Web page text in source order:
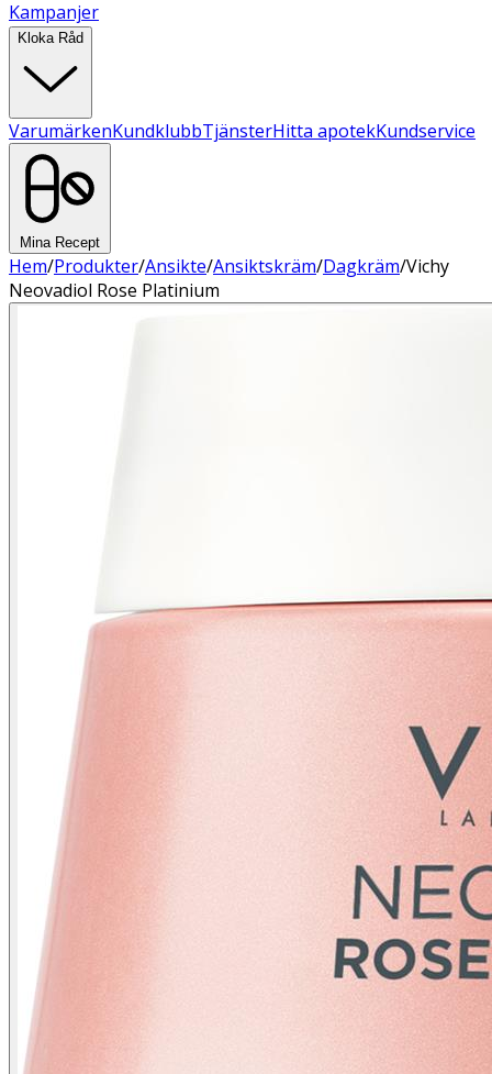
Kampanjer
Kloka Råd
VarumärkenKundklubbTjänsterHitta apotekKundservice
Mina Recept
Hem/Produkter/Ansikte/Ansiktskräm/Dagkräm/Vichy
Neovadiol Rose Platinium